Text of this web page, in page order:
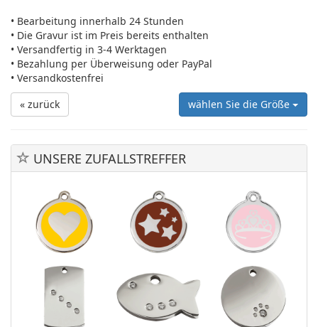
• Bearbeitung innerhalb 24 Stunden
• Die Gravur ist im Preis bereits enthalten
• Versandfertig in 3-4 Werktagen
• Bezahlung per Überweisung oder PayPal
• Versandkostenfrei
« zurück
wählen Sie die Größe
UNSERE ZUFALLSTREFFER